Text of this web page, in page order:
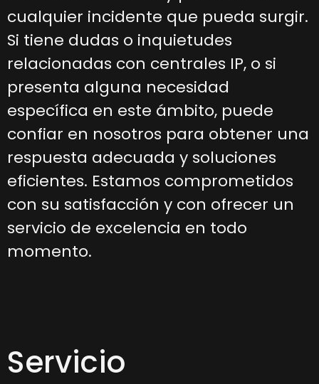
cualquier incidente que pueda surgir.
Si tiene dudas o inquietudes
relacionadas con centrales IP, o si
presenta alguna necesidad
específica en este ámbito, puede
confiar en nosotros para obtener una
respuesta adecuada y soluciones
eficientes. Estamos comprometidos
con su satisfacción y con ofrecer un
servicio de excelencia en todo
momento.
Servicio